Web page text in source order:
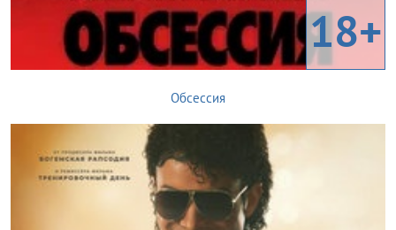
18+
Обсессия